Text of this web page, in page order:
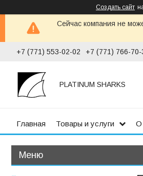
Создать сайт
Сейчас компания не
+7 (771) 553-02-02 +7 (771) 766-70-
PLATINUM SHARKS
Главная Товары и услуги О